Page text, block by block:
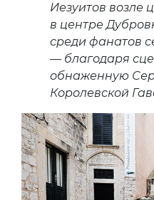
Иезуитов возле
в центре
среди фанатов
— благодаря
обнаженную
Королевской